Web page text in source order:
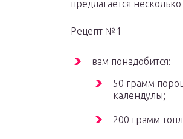
предлагается
Рецепт №1
вам понадобится:
50 грамм
календулы;
200 грамм